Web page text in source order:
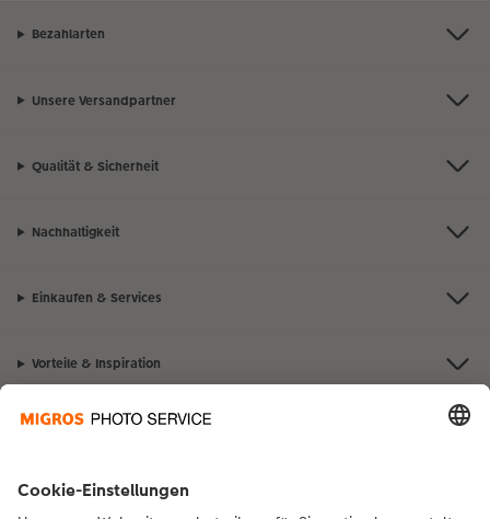
Bezahlarten
Unsere Versandpartner
Qualität & Sicherheit
Nachhaltigkeit
Einkaufen & Services
Vorteile & Inspiration
Kontakt & Hilfe
Die Migros